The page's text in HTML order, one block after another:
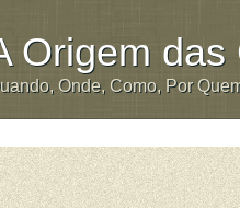
Origem das
Onde, Como, Por